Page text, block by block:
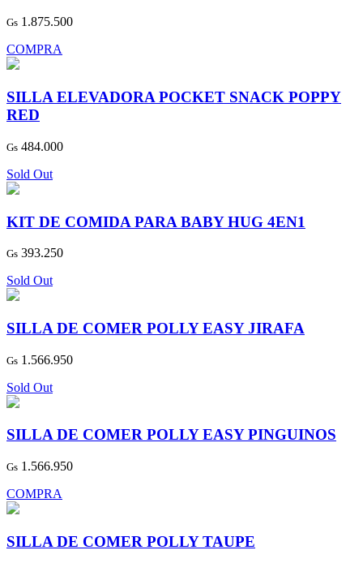
Gs 1.875.500
COMPRA
SILLA ELEVADORA POCKET SNACK POPPY
RED
Gs 484.000
Sold Out
KIT DE COMIDA PARA BABY HUG 4EN1
Gs 393.250
Sold Out
SILLA DE COMER POLLY EASY JIRAFA
Gs 1.566.950
Sold Out
SILLA DE COMER POLLY EASY PINGUINOS
Gs 1.566.950
COMPRA
SILLA DE COMER POLLY TAUPE